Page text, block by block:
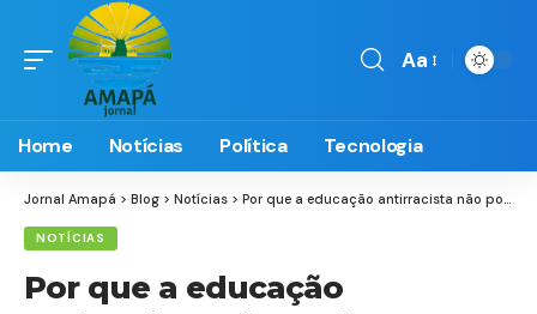
Font
Aa
Home Notícias Política Tecnologia
Jornal Amapá > Blog > Notícias > Por que a educação antirracista não pode esperar: Desperte a consciência nas novas gerações
NOTÍCIAS
Por que a educação